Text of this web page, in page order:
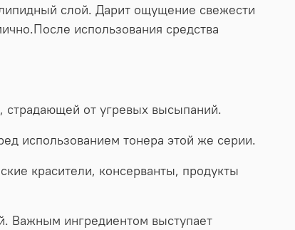
слой. Дарит ощущение свежести
использования средства
страдающей от угревых высыпаний.
использованием тонера этой же серии.
красители, консерванты, продукты
Важным ингредиентом выступает